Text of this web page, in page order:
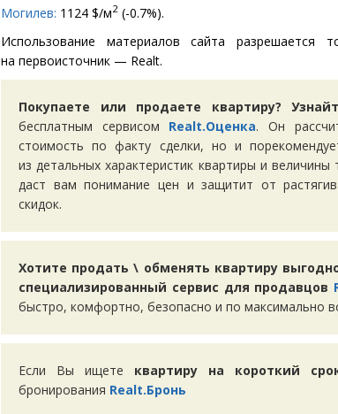
Могилев: 1124 $/м2 (-0.7%).
Использование материалов сайта разрешается
на первоисточник — Realt.
Покупаете или продаете квартиру?
бесплатным сервисом Realt.Оценка. Он
стоимость по факту сделки, но и
из детальных характеристик квартиры и
даст вам понимание цен и защитит от
скидок.
Хотите продать \ обменять квартиру
специализированный сервис для продавцов
быстро, комфортно, безопасно и по максимально
Если Вы ищете квартиру на короткий
бронирования Realt.Бронь